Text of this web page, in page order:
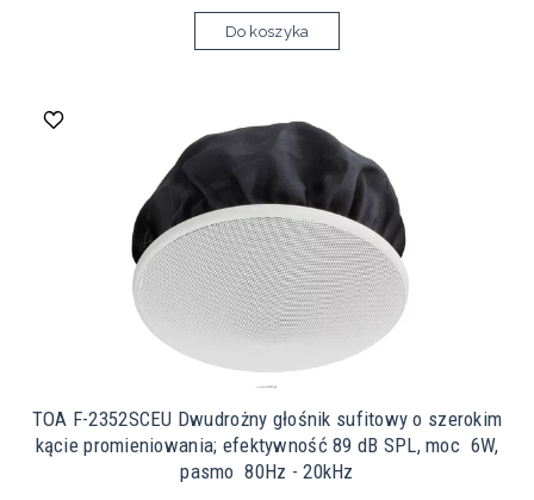
Do koszyka
TOA F-2352SCEU Dwudrożny głośnik sufitowy o szerokim
kącie promieniowania; efektywność 89 dB SPL, moc 6W,
pasmo 80Hz - 20kHz